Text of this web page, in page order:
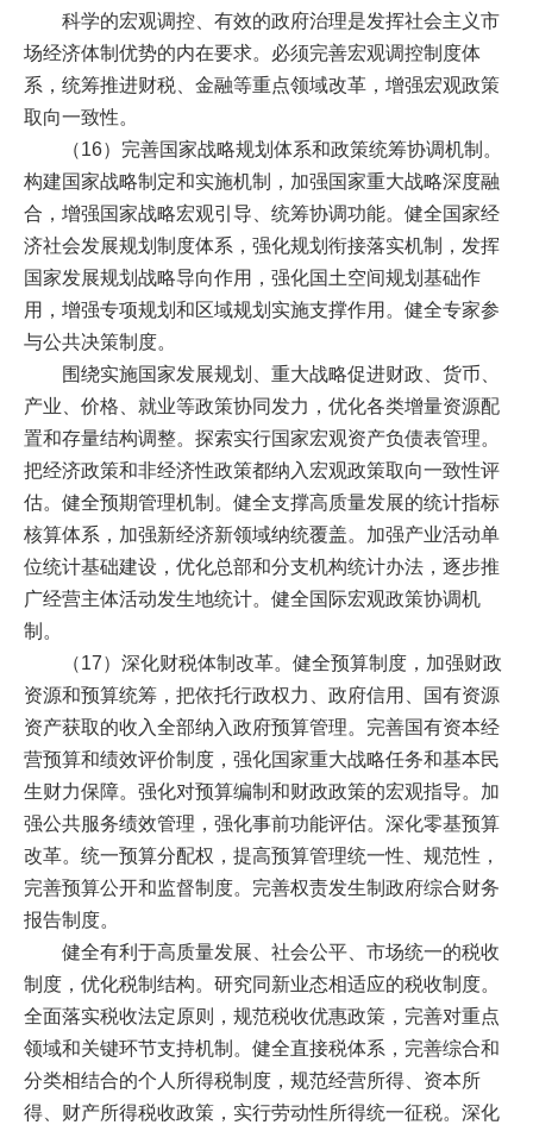
科学的宏观调控、有效的政府治理是发挥社会主义市
场经济体制优势的内在要求。必须完善宏观调控制度体
系，统筹推进财税、金融等重点领域改革，增强宏观政策
取向一致性。
（16）完善国家战略规划体系和政策统筹协调机制。
构建国家战略制定和实施机制，加强国家重大战略深度融
合，增强国家战略宏观引导、统筹协调功能。健全国家经
济社会发展规划制度体系，强化规划衔接落实机制，发挥
国家发展规划战略导向作用，强化国土空间规划基础作
用，增强专项规划和区域规划实施支撑作用。健全专家参
与公共决策制度。
围绕实施国家发展规划、重大战略促进财政、货币、
产业、价格、就业等政策协同发力，优化各类增量资源配
置和存量结构调整。探索实行国家宏观资产负债表管理。
把经济政策和非经济性政策都纳入宏观政策取向一致性评
估。健全预期管理机制。健全支撑高质量发展的统计指标
核算体系，加强新经济新领域纳统覆盖。加强产业活动单
位统计基础建设，优化总部和分支机构统计办法，逐步推
广经营主体活动发生地统计。健全国际宏观政策协调机
制。
（17）深化财税体制改革。健全预算制度，加强财政
资源和预算统筹，把依托行政权力、政府信用、国有资源
资产获取的收入全部纳入政府预算管理。完善国有资本经
营预算和绩效评价制度，强化国家重大战略任务和基本民
生财力保障。强化对预算编制和财政政策的宏观指导。加
强公共服务绩效管理，强化事前功能评估。深化零基预算
改革。统一预算分配权，提高预算管理统一性、规范性，
完善预算公开和监督制度。完善权责发生制政府综合财务
报告制度。
健全有利于高质量发展、社会公平、市场统一的税收
制度，优化税制结构。研究同新业态相适应的税收制度。
全面落实税收法定原则，规范税收优惠政策，完善对重点
领域和关键环节支持机制。健全直接税体系，完善综合和
分类相结合的个人所得税制度，规范经营所得、资本所
得、财产所得税收政策，实行劳动性所得统一征税。深化